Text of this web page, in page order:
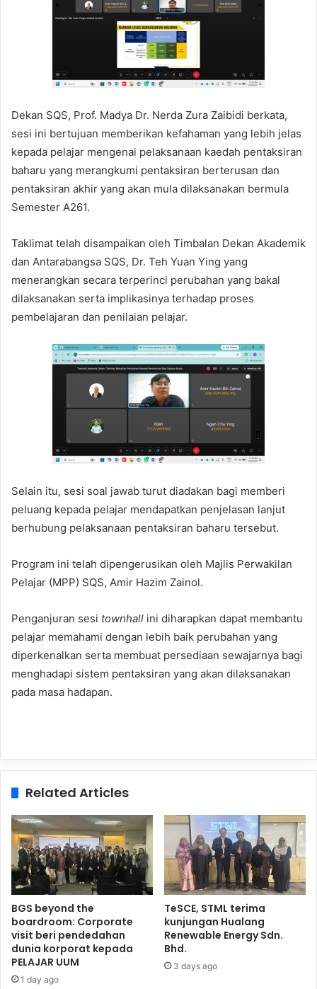
Dekan SQS, Prof. Madya Dr. Nerda Zura Zaibidi berkata,
sesi ini bertujuan memberikan kefahaman yang lebih jelas
kepada pelajar mengenai pelaksanaan kaedah pentaksiran
baharu yang merangkumi pentaksiran berterusan dan
pentaksiran akhir yang akan mula dilaksanakan bermula
Semester A261.
Taklimat telah disampaikan oleh Timbalan Dekan Akademik
dan Antarabangsa SQS, Dr. Teh Yuan Ying yang
menerangkan secara terperinci perubahan yang bakal
dilaksanakan serta implikasinya terhadap proses
pembelajaran dan penilaian pelajar.
Selain itu, sesi soal jawab turut diadakan bagi memberi
peluang kepada pelajar mendapatkan penjelasan lanjut
berhubung pelaksanaan pentaksiran baharu tersebut.
Program ini telah dipengerusikan oleh Majlis Perwakilan
Pelajar (MPP) SQS, Amir Hazim Zainol.
Penganjuran sesi townhall ini diharapkan dapat membantu
pelajar memahami dengan lebih baik perubahan yang
diperkenalkan serta membuat persediaan sewajarnya bagi
menghadapi sistem pentaksiran yang akan dilaksanakan
pada masa hadapan.
Related Articles
BGS beyond the
boardroom: Corporate
visit beri pendedahan
dunia korporat kepada
PELAJAR UUM
1 day ago
TeSCE, STML terima
kunjungan Hualang
Renewable Energy Sdn.
Bhd.
3 days ago